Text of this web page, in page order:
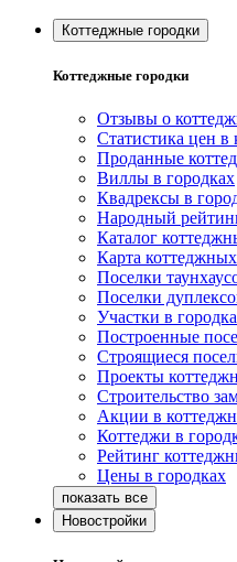
Коттеджные городки
Коттеджные городки
Отзывы о
Статистика цен в
Проданные
Виллы в городках
Квадрексы в
Народный
Каталог
Карта
Поселки
Поселки
Участки в
Построенные
Строящиеся
Проекты
Строительство
Акции в
Коттеджи в
Рейтинг
Цены в городках
Новостройки